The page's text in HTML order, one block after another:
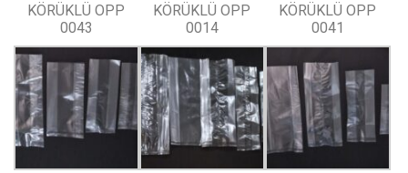
KÖRÜKLÜ OPP
0043
KÖRÜKLÜ OPP
0014
KÖRÜKLÜ OPP
0041